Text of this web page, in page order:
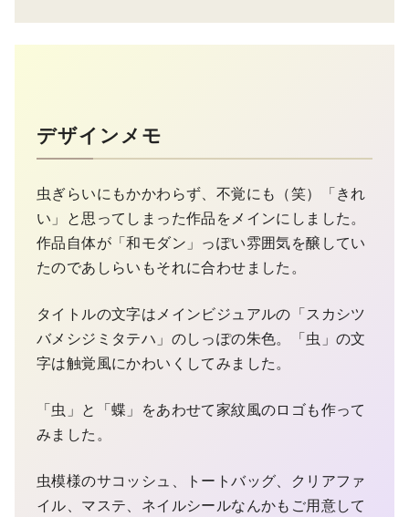
デザインメモ
虫ぎらいにもかかわらず、不覚にも（笑）「きれ
い」と思ってしまった作品をメインにしました。
作品自体が「和モダン」っぽい雰囲気を醸してい
たのであしらいもそれに合わせました。
タイトルの文字はメインビジュアルの「スカシツ
バメシジミタテハ」のしっぽの朱色。「虫」の文
字は触覚風にかわいくしてみました。
「虫」と「蝶」をあわせて家紋風のロゴも作って
みました。
虫模様のサコッシュ、トートバッグ、クリアファ
イル、マステ、ネイルシールなんかもご用意して